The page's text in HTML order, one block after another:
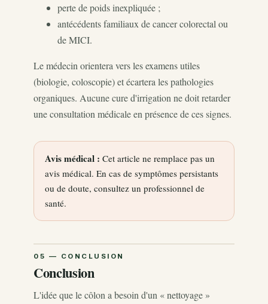
perte de poids inexpliquée ;
antécédents familiaux de cancer colorectal ou
de MICI.
Le médecin orientera vers les examens utiles
(biologie, coloscopie) et écartera les pathologies
organiques. Aucune cure d'irrigation ne doit retarder
une consultation médicale en présence de ces signes.
Avis médical : Cet article ne remplace pas un
avis médical. En cas de symptômes persistants
ou de doute, consultez un professionnel de
santé.
Conclusion
L'idée que le côlon a besoin d'un « nettoyage »